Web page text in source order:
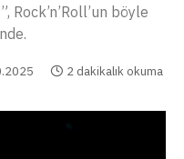
Rock’n’Roll’un böyle
2 dakikalık okuma